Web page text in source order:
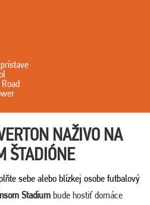
NAŽIVO NA
ŠTADIÓNE
sebe alebo blízkej osobe futbalový
Stadium bude hostiť domáce